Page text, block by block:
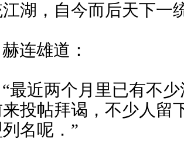
江湖，自今而后天下
连雄道：
最近两个月里已有不
投帖拜谒，不少人留
列名呢．”